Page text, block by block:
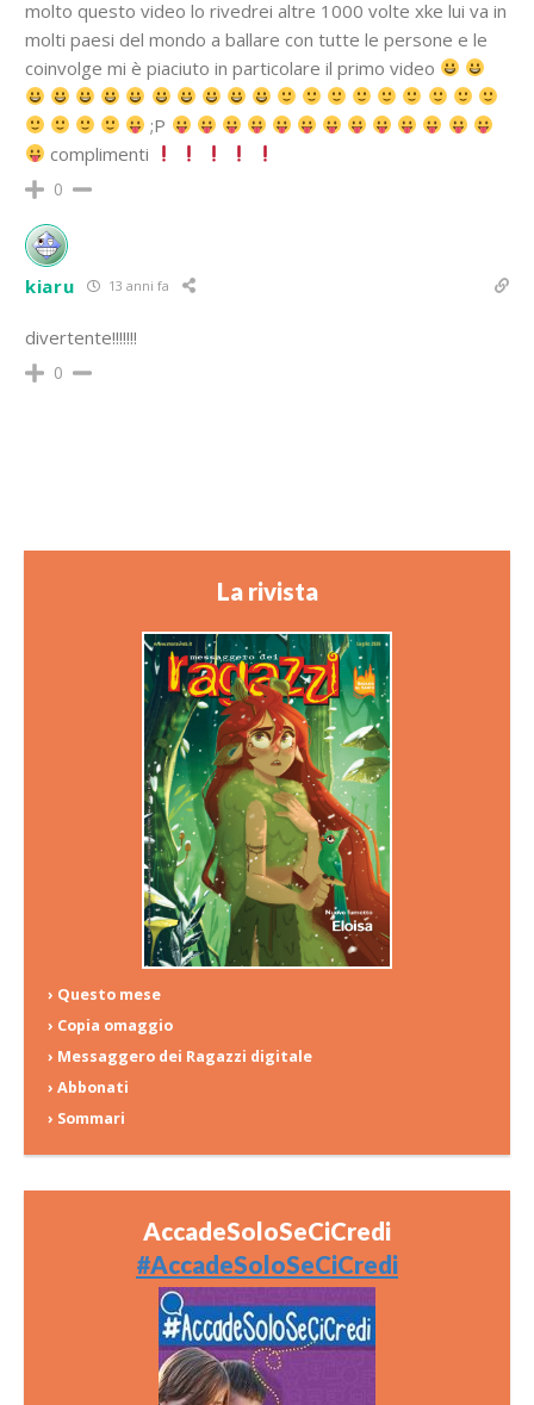
molto questo video lo rivedrei altre 1000 volte xke lui va in
molti paesi del mondo a ballare con tutte le persone e le
coinvolge mi è piaciuto in particolare il primo video
;P
complimenti
0
kiaru 13 anni fa
divertente!!!!!!!
0
La rivista
› Questo mese
› Copia omaggio
› Messaggero dei Ragazzi digitale
› Abbonati
› Sommari
AccadeSoloSeCiCredi
#AccadeSoloSeCiCredi